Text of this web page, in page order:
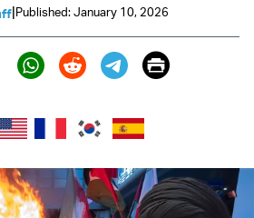
|Published: January 10, 2026
(X)
Print